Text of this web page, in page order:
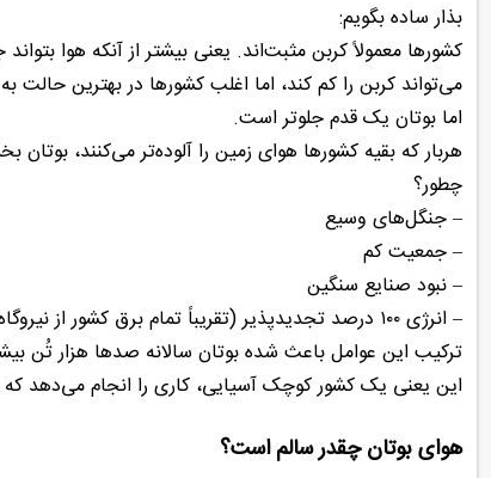
بذار ساده بگویم:
کشورها معمولاً کربن مثبت‌اند. یعنی بیشتر از آنکه هوا
می‌تواند کربن را کم کند، اما اغلب کشورها در بهترین
اما بوتان یک قدم جلوتر است.
هربار که بقیه کشورها هوای زمین را آلوده‌تر می‌کنند،
چطور؟
– جنگل‌های وسیع
– جمعیت کم
– نبود صنایع سنگین
– انرژی ۱۰۰ درصد تجدیدپذیر (تقریباً تمام برق کشور از نیروگاه‌های آبی است)
ترکیب این عوامل باعث شده بوتان سالانه صدها هزار تُن
این یعنی یک کشور کوچک آسیایی، کاری را انجام می‌دهد که
هوای بوتان چقدر سالم است؟